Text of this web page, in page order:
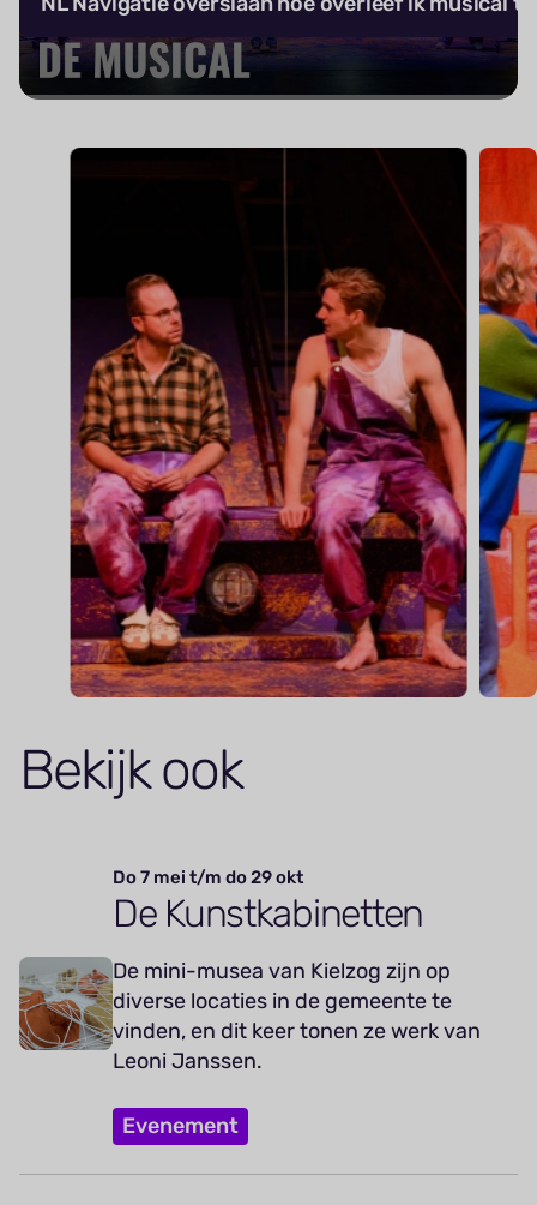
Bekijk ook
Do 7 mei t/m do 29 okt
De Kunstkabinetten
De mini-musea van Kielzog zijn op
diverse locaties in de gemeente te
vinden, en dit keer tonen ze werk van
Leoni Janssen.
Evenement